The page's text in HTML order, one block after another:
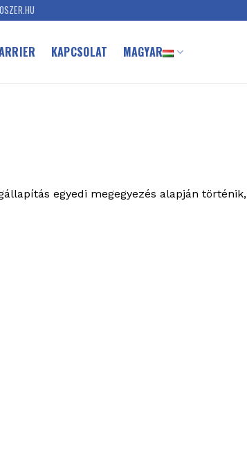
KAPCSOLAT MAGYAR
egyedi megegyezés alapján történik,